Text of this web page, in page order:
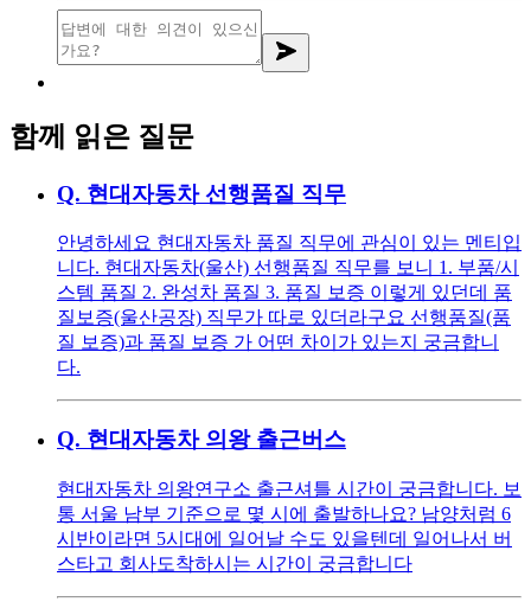
함께 읽은 질문
Q. 현대자동차 선행품질 직무
안녕하세요 현대자동차 품질 직무에 관심이 있는 멘티입
니다. 현대자동차(울산) 선행품질 직무를 보니 1. 부품/시
스템 품질 2. 완성차 품질 3. 품질 보증 이렇게 있던데 품
질보증(울산공장) 직무가 따로 있더라구요 선행품질(품
질 보증)과 품질 보증 가 어떤 차이가 있는지 궁금합니
다.
Q. 현대자동차 의왕 출근버스
현대자동차 의왕연구소 출근셔틀 시간이 궁금합니다. 보
통 서울 남부 기준으로 몇 시에 출발하나요? 남양처럼 6
시반이라면 5시대에 일어날 수도 있을텐데 일어나서 버
스타고 회사도착하시는 시간이 궁금합니다